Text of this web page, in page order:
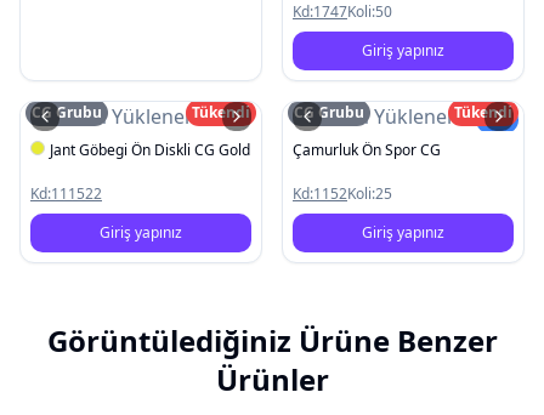
Kd:1747Koli:50
Giriş yapınız
Resim Yüklenemedi
CG Grubu
Tükendi
Jant Göbegi Ön Diskli CG Gold
Kd:111522
Giriş yapınız
Resim YüklenemediYeni
CG Grubu
Tükendi
Çamurluk Ön Spor CG
Kd:1152Koli:25
Giriş yapınız
Görüntülediğiniz Ürüne Benzer
Ürünler